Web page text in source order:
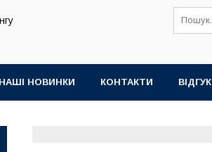
НАШІ НОВИНКИ КОНТАКТИ